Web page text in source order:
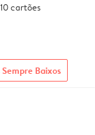
cartões
Sempre Baixos